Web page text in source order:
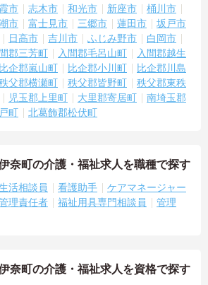
市 志木市 和光市 新座市
桶川市
市 富士見市 三郷市 蓮田市
坂戸市
日高市 吉川市 ふじみ野市
白岡市
郡三芳町 入間郡毛呂山町
入間郡越生
比企郡嵐山町 比企郡小川町
比企郡川島
父郡横瀬町 秩父郡皆野町
秩父郡東秩
児玉郡上里町 大里郡寄居町
南埼玉郡
町 北葛飾郡松伏町
奈町の介護・福祉求人を職種で探す
活相談員 看護助手
ケアマネージャー
理責任者 福祉用具専門相談員
管理
奈町の介護・福祉求人を資格で探す